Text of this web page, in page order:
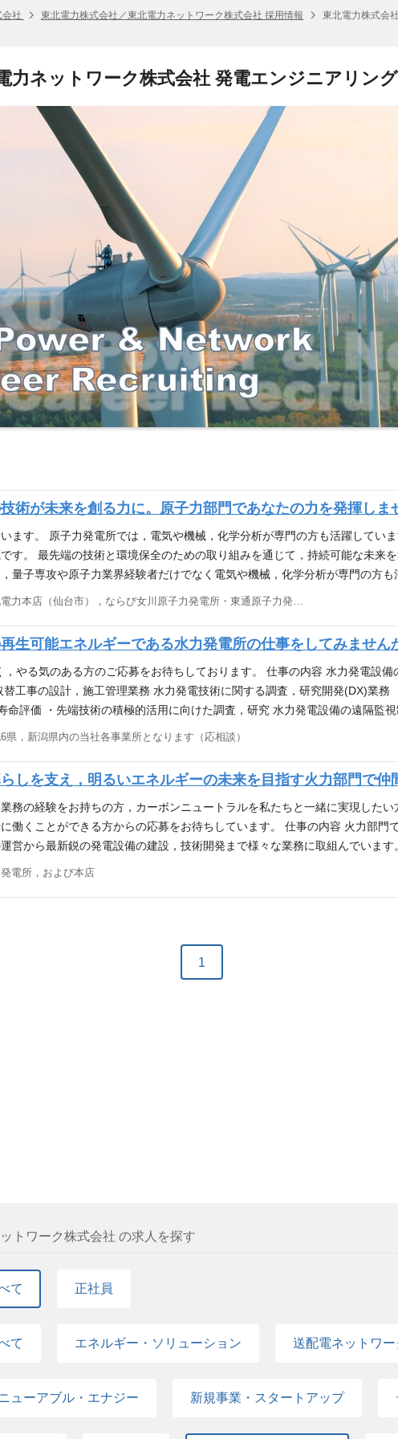
社 東北電力株式会社／東北電力ネットワーク株式会社 採用情報
東北電力株式会
力ネットワーク株式会社 発電エンジニアリン
術が未来を創る力に。原子力部門であなたの力を発揮しま
ます。 原子力発電所では，電気や機械，化学分析が専門の方も活躍してい
す。 最先端の技術と環境保全のための取り組みを通じて，持続可能な未来
量子専攻や原子力業界経験者だけでなく電気や機械，化学分析が専門の方
設備の維持管理…機械設備のメンテナンス管理（ポンプ，配管，弁，エンジ
メンテナンス管理（電源盤，制御装置，モータ，ケーブル，計器など） ●原
…妨害破壊行為などから発電所施設や核物質を防護する設備の管理等 ●防災
エネルギー資源に乏しい日本において，原子力発電は，安定供給，経済性
現のため将来にわたっても必要な電源です。 原子力部門では，国内の沸騰
の安全安定運転に加えて，女川原子力発電所１号機の廃炉，女川原子力発
事等の多種多様なチャレンジに取り組んでいます。 さらに，国内外の最新
り組んでいます。 そのため，多様な知識や技術が必要な職場で，皆で協力
15年以内の方歓迎 【歓迎（WANT）】 ・原子力業界だけでなく，機械設備
炉主任技術者，ボイラー・タービン主任技術者，第一種電気主任技術者を
。
生可能エネルギーである水力発電所の仕事をしてみません
やる気のある方のご応募をお待ちしております。 仕事の内容 水力発電設
工事の設計，施工管理業務 水力発電技術に関する調査，研究開発(DX)業務
命評価 ・先端技術の積極的活用に向けた調査，研究 水力発電設備の遠隔監
画・水位運用計画の作成 ・監視制御システムの保守 仕事の魅力 水力発電は
あり，当社水力部門は，発電事業者として最多となる202個所の水力発電所
活用した設備運用の高度化や，老朽化した設備の大規模な更新（リパワリン
ないでいくため，一緒に頑張っていただける方を募集します。 求めるスキ
方 ※卒業後15年以内の方歓迎。要運転免許（ＡＴ限定可） 【歓迎（
ウのある方 ・電気主任技術者の有資格者 ・初心者でもシステム操作，オペ
県，新潟県内の当社各事業所となります（応相談）
しを支え，明るいエネルギーの未来を目指す火力部門で
務の経験をお持ちの方，カーボンニュートラルを私たちと一緒に実現した
働くことができる方からの応募をお待ちしています。 仕事の内容 火力部門
営から最新鋭の発電設備の建設，技術開発まで様々な業務に取組んでいま
電気・化学を学んだ方・未経験者歓迎） ●発電所の建設 （建設業やプラント
画の検討（電力会社を含め様々な業界で，カーボンニュートラルに関連した
発電は引き続き欠かすことのできない電源です。 当社では，昨今の化石燃
ートラル社会の実現に向けた取組みを加速させ，これからの時代に対応した
発電を支え，エネルギーの未来を創り出すやりがいのある仕事です。 求め
を専攻されていた方 ・要普通免許（ＡＴ限定可） 【歓迎（WANT）】 ・ボ
電所，および本店
1
トワーク株式会社 の求人を探す
て 正社員
て エネルギー・ソリューション 送配電ネットワー
ューアブル・エナジー 新規事業・スタートアップ